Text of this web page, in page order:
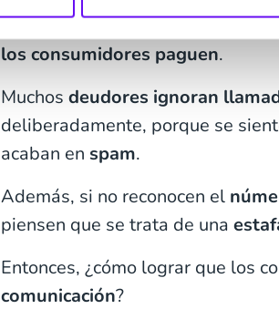
Uno de los mayores retos del
los consumidores paguen.
Muchos deudores ignoran
deliberadamente, porque se
acaban en spam.
Además, si no reconocen el
piensen que se trata de una
Entonces, ¿cómo lograr que los
comunicación?